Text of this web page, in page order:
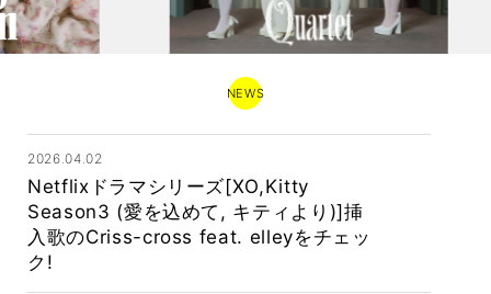
NEWS
2026.04.02
Netflixドラマシリーズ[XO,Kitty
Season3 (愛を込めて, キティより)]挿
入歌のCriss-cross feat. elleyをチェッ
ク!